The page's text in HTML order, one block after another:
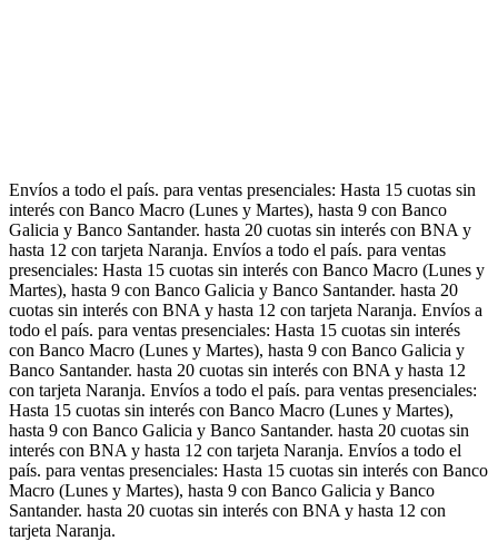
Envíos a todo el país. para ventas presenciales: Hasta 15 cuotas sin
interés con Banco Macro (Lunes y Martes), hasta 9 con Banco
Galicia y Banco Santander. hasta 20 cuotas sin interés con BNA y
hasta 12 con tarjeta Naranja. Envíos a todo el país. para ventas
presenciales: Hasta 15 cuotas sin interés con Banco Macro (Lunes y
Martes), hasta 9 con Banco Galicia y Banco Santander. hasta 20
cuotas sin interés con BNA y hasta 12 con tarjeta Naranja. Envíos a
todo el país. para ventas presenciales: Hasta 15 cuotas sin interés
con Banco Macro (Lunes y Martes), hasta 9 con Banco Galicia y
Banco Santander. hasta 20 cuotas sin interés con BNA y hasta 12
con tarjeta Naranja. Envíos a todo el país. para ventas presenciales:
Hasta 15 cuotas sin interés con Banco Macro (Lunes y Martes),
hasta 9 con Banco Galicia y Banco Santander. hasta 20 cuotas sin
interés con BNA y hasta 12 con tarjeta Naranja. Envíos a todo el
país. para ventas presenciales: Hasta 15 cuotas sin interés con Banco
Macro (Lunes y Martes), hasta 9 con Banco Galicia y Banco
Santander. hasta 20 cuotas sin interés con BNA y hasta 12 con
tarjeta Naranja.